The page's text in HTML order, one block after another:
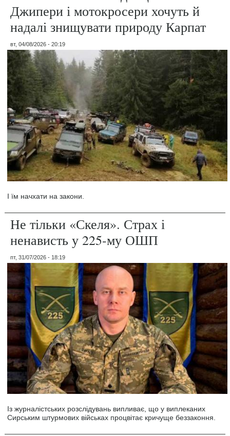
Джипери і мотокросери хочуть й
надалі знищувати природу Карпат
вт, 04/08/2026 - 20:19
І їм начхати на закони.
Не тільки «Скеля». Страх і
ненависть у 225-му ОШП
пт, 31/07/2026 - 18:19
Із журналістських розслідувань випливає, що у виплеканих
Сирським штурмових військах процвітає кричуще беззаконня.